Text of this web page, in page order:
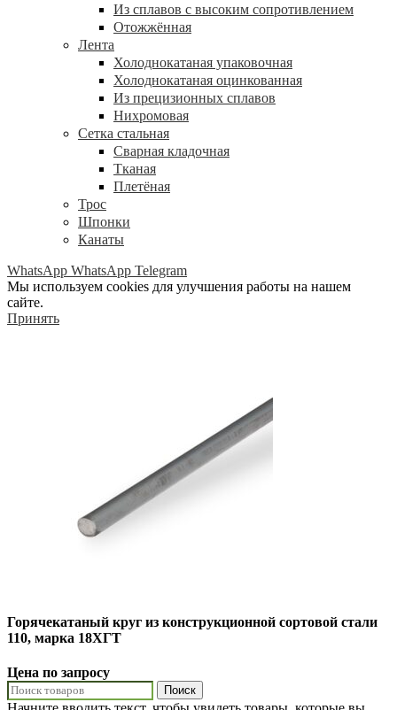
Из сплавов с высоким сопротивлением
Отожжённая
Лента
Холоднокатаная упаковочная
Холоднокатаная оцинкованная
Из прецизионных сплавов
Нихромовая
Сетка стальная
Сварная кладочная
Тканая
Плетёная
Трос
Шпонки
Канаты
WhatsApp WhatsApp Telegram
Мы используем cookies для улучшения работы на нашем
сайте.
Принять
Горячекатаный круг из конструкционной сортовой стали
110, марка 18ХГТ
Цена по запросу
Поиск